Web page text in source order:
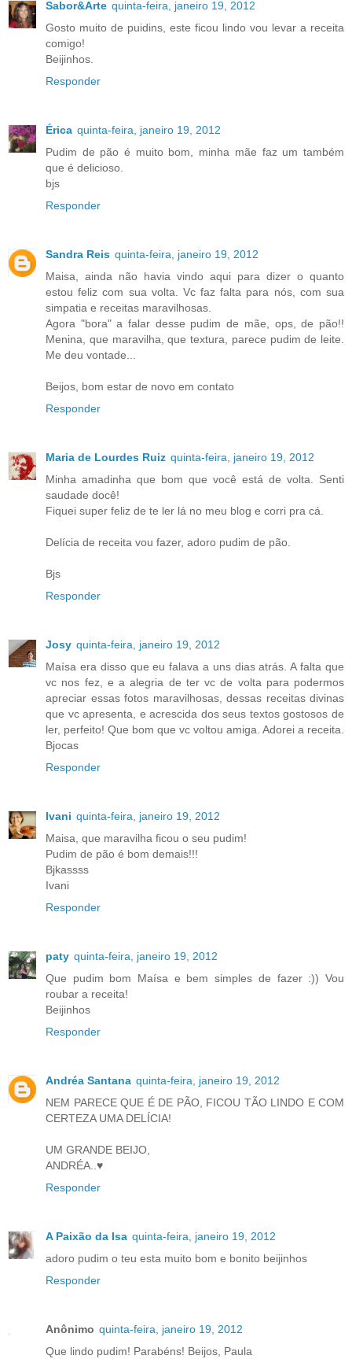
Sabor&Arte quinta-feira, janeiro 19, 2012
Gosto muito de puidins, este ficou lindo vou levar a receita
comigo!
Beijinhos.
Responder
Érica quinta-feira, janeiro 19, 2012
Pudim de pão é muito bom, minha mãe faz um também
que é delicioso.
bjs
Responder
Sandra Reis quinta-feira, janeiro 19, 2012
Maisa, ainda não havia vindo aqui para dizer o quanto
estou feliz com sua volta. Vc faz falta para nós, com sua
simpatia e receitas maravilhosas.
Agora "bora" a falar desse pudim de mãe, ops, de pão!!
Menina, que maravilha, que textura, parece pudim de leite.
Me deu vontade...
Beijos, bom estar de novo em contato
Responder
Maria de Lourdes Ruiz quinta-feira, janeiro 19, 2012
Minha amadinha que bom que você está de volta. Senti
saudade docê!
Fiquei super feliz de te ler lá no meu blog e corri pra cá.
Delícia de receita vou fazer, adoro pudim de pão.
Bjs
Responder
Josy quinta-feira, janeiro 19, 2012
Maísa era disso que eu falava a uns dias atrás. A falta que
vc nos fez, e a alegria de ter vc de volta para podermos
apreciar essas fotos maravilhosas, dessas receitas divinas
que vc apresenta, e acrescida dos seus textos gostosos de
ler, perfeito! Que bom que vc voltou amiga. Adorei a receita.
Bjocas
Responder
Ivani quinta-feira, janeiro 19, 2012
Maisa, que maravilha ficou o seu pudim!
Pudim de pão é bom demais!!!
Bjkassss
Ivani
Responder
paty quinta-feira, janeiro 19, 2012
Que pudim bom Maísa e bem simples de fazer :)) Vou
roubar a receita!
Beijinhos
Responder
Andréa Santana quinta-feira, janeiro 19, 2012
NEM PARECE QUE É DE PÃO, FICOU TÃO LINDO E COM
CERTEZA UMA DELÍCIA!
UM GRANDE BEIJO,
ANDRÉA..♥
Responder
A Paixão da Isa quinta-feira, janeiro 19, 2012
adoro pudim o teu esta muito bom e bonito beijinhos
Responder
Anônimo quinta-feira, janeiro 19, 2012
Que lindo pudim! Parabéns! Beijos, Paula